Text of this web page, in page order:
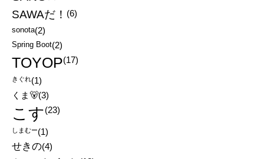
SAWAだ！ (6)
sonota(2)
Spring Boot(2)
TOYOP(17)
きぐれ(1)
くま🐻(3)
こす(23)
しまむー(1)
せきの(4)